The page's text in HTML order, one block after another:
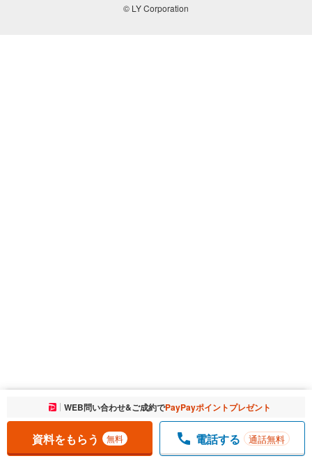
お気に入りに追加しました。 一覧を開く
WEB問い合わせ&ご成約でPayPayポイントプレゼント
資料をもらう 無料 電話する 通話無料
© LY Corporation